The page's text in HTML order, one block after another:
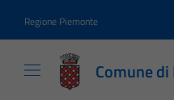
Regione Piemonte
Comune